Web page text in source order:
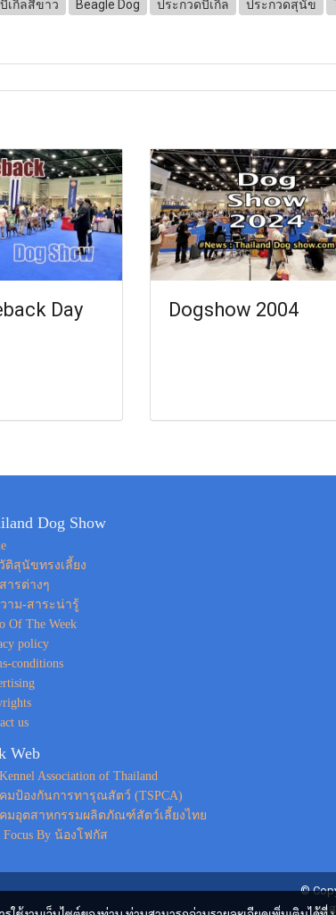
บีเกิ้ลสีขาว Beagle Dog ประกวดบีเกิ้ล ประกวดสุนัข
Day
Dogshow 2004
Dog Show
ติสุนัขทรงเลี้ยง
ารต่างๆ
าม-สาระน่ารู้
Of The Week
policy
conditions
us
Web
Association of Thailand
มป้องกันการทารุณสัตว์ (TSPCA)
มอุตสาหกรรมผลิตภัณฑ์สัตว์เลี้ยงไทย
Focus By น้องโฟกัส
©
ขอ